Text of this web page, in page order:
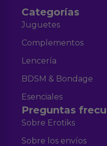
Categorías
Juguetes
Complementos
Lencería
BDSM & Bondage
Esenciales
Preguntas
Sobre Erotiks
Sobre los envíos